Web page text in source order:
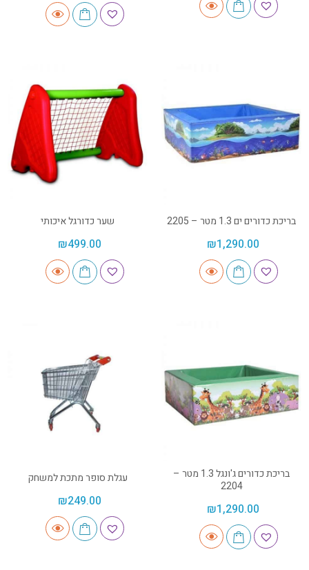
בריכת כדורים ים 1.3 מטר – 2205
₪1,290.00
שער כדורגל איכותי
₪499.00
בריכת כדורים ג'ונגל 1.3 מטר –
2204
₪1,290.00
עגלת סופר מתכת למשחק
₪249.00